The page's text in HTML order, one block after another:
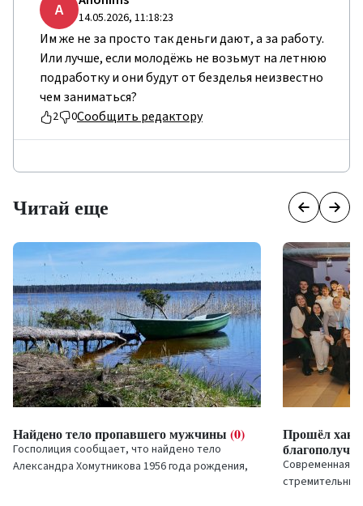
A 14.05.2026, 11:18:23
Им же не за просто так деньги дают, а за работу.
Или лучше, если молодёжь не возьмут на летнюю
подработку и они будут от безделья неизвестно
чем заниматься?
2 0Сообщить редактору
Читай еще
Найдено тело пропавшего мужчины (0)
Госполиция сообщает, что найдено тело
Александра Хомутникова 1956 года рождения,
Прошёл
Современная